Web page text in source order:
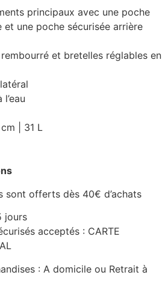
principaux avec une poche
et une poche sécurisée arrière
et bretelles réglables en
| 31 L
sont offerts dès 40€ d’achats
jours
acceptés : CARTE
: A domicile ou Retrait à